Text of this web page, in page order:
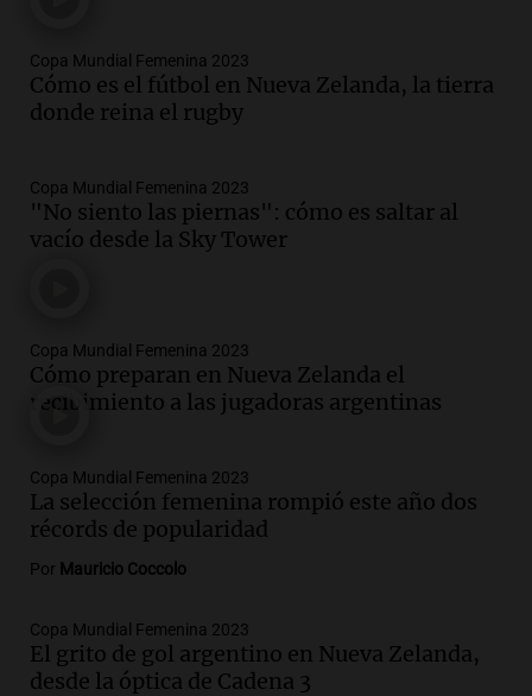
Copa Mundial Femenina 2023
Cómo es el fútbol en Nueva Zelanda, la tierra
donde reina el rugby
Copa Mundial Femenina 2023
"No siento las piernas": cómo es saltar al
vacío desde la Sky Tower
Copa Mundial Femenina 2023
Cómo preparan en Nueva Zelanda el
recibimiento a las jugadoras argentinas
Copa Mundial Femenina 2023
La selección femenina rompió este año dos
récords de popularidad
Por Mauricio Coccolo
Copa Mundial Femenina 2023
El grito de gol argentino en Nueva Zelanda,
desde la óptica de Cadena 3